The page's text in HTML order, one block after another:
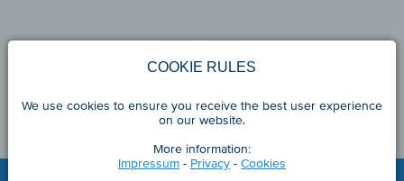
COOKIE RULES
We use cookies to ensure you receive the best user experience
on our website.
More information:
Impressum- Privacy- Cookies